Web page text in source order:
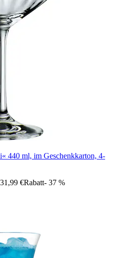
440 ml, im Geschenkkarton, 4-
€Rabatt- 37 %